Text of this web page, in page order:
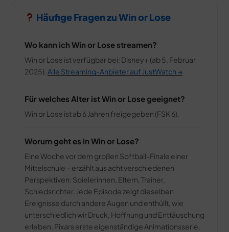
Häufige Fragen zu Win or Lose
Wo kann ich Win or Lose streamen?
Win or Lose ist verfügbar bei: Disney+ (ab 5. Februar
2025). Alle Streaming-Anbieter auf JustWatch →
Für welches Alter ist Win or Lose geeignet?
Win or Lose ist ab 6 Jahren freigegeben (FSK 6).
Worum geht es in Win or Lose?
Eine Woche vor dem großen Softball-Finale einer
Mittelschule – erzählt aus acht verschiedenen
Perspektiven: Spielerinnen, Eltern, Trainer,
Schiedsrichter. Jede Episode zeigt dieselben
Ereignisse durch andere Augen und enthüllt, wie
unterschiedlich wir Druck, Hoffnung und Enttäuschung
erleben. Pixars erste eigenständige Animationsserie.